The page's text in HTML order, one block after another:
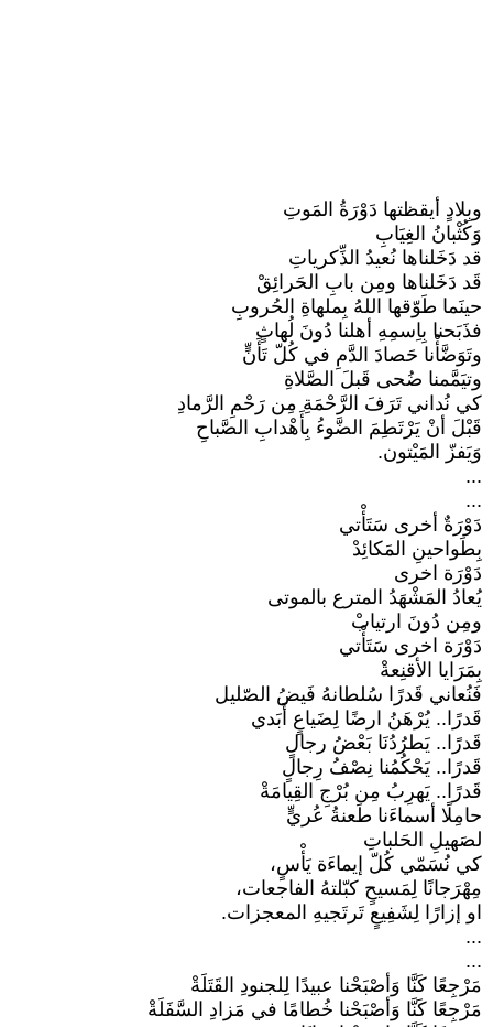
وبِلادٍ أيقظتها دَوْرَةُ المَوتِ
وَكُثْبانُ الغِيَابِ
قد دَخَلناها نُعيدُ الذِّكرياتِ
قَد دَخَلناها ومِن بابِ الحَرائِقْ
حينَما طَوّقها اللهُ بِملهاةِ الحُروبِ
فذَبَحنا بِاِسمِهِ أهلنا دُونَ لُهاثٍ
وتَوَضَّأْنا حَصادَ الدَّمِ في كُلّ تَأَنٍّ
وتيَمَّمنا ضُحى قَبلَ الصَّلاةِ
كي نُداني تَرَفَ الرَّحْمَةِ مِن رَحْمِ الرَّمادِ
قَبْلَ أنْ يَرْتَطِمَ الضَّوءُ بِأَهْدابِ الصَّباحِ
وَيَفزّ المَيْتون.
...
...
دَوْرَةٌ أخرى سَتَأْتي
بِطَواحينِ المَكائِدْ
دَوْرَة اخرى
يُعادُ المَشْهَدُ المترع بالموتى
ومِن دُونَ ارتيابْ
دَوْرَة اخرى سَتَأْتي
بِمَرَايا الأقنِعةْ
فَنُعاني قَدرًا سُلطانهُ فَيضُ الصّليل
قَدرًا.. يُرْهَنُ ارضًا لِضَياعٍ أَبَدي
قَدرًا.. يَطرُدُنَا بَعْضُ رجالٍ
قَدرًا.. يَحْكُمُنا نِصْفُ رِجالٍ
قَدرًا.. يَهرِبُ مِن بُرْجِ القِيامَةْ
حامِلًا أسماءَنا طَعنةُ عُريٍّ
لصَهيلِ الحَلباتِ
كي نُسَمّي كُلّ إيماءَة يَأْسٍ،
مِهْرَجانًا لِمَسيحٍ كبّلتهُ الفاجعات،
او إزارًا لِشَفِيعٍ تَرتَجيهِ المعجزات.
...
...
مَرْجِعًا كَنَّا وَأصْبَحْنا عبيدًا لِلجنودِ القَتَلَةْ
مَرْجِعًا كَنَّا وَأصْبَحْنا خُطامًا في مَزادِ السَّفَلَةْ